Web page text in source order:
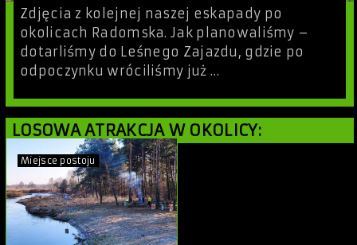
Zdjęcia z kolejnej naszej eskapady po
okolicach Radomska. Jak planowaliśmy –
dotarliśmy do Leśnego Zajazdu, gdzie po
odpoczynku wróciliśmy już …
LOSOWA ATRAKCJA W OKOLICY:
Miejsce postoju